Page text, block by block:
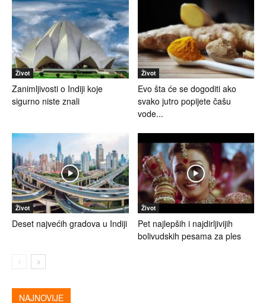
Život
Zanimljivosti o Indiji koje
sigurno niste znali
Život
Evo šta će se dogoditi ako
svako jutro popijete čašu
vode...
Život
Deset najvećih gradova u Indiji
Život
Pet najlepših i najdirljivijih
bolivudskih pesama za ples
NAJNOVIJE